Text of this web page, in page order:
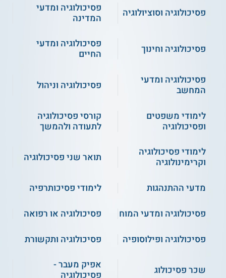
פסיכולוגיה וסוציולוגיה
פסיכולוגיה ומדעי
המדינה
פסיכולוגיה וחינוך
פסיכולוגיה ומדעי
החיים
פסיכולוגיה ומדעי
המחשב
פסיכולוגיה וניהול
לימודי משפטים
ופסיכולוגיה
קורסי פסיכולוגיה
לתעודה ולהמשך
לימודי פסיכולוגיה
וקרימינולוגיה
תואר שני פסיכולוגיה
מדעי ההתנהגות
לימודי פסיכותרפיה
פסיכולוגיה ומדעי המוח
פסיכולוגיה או רפואה
פסיכולוגיה ופילוסופיה
פסיכולוגיה ותקשורת
שכר פסיכולוג
אפיק מעבר -
פסיכולוגיה